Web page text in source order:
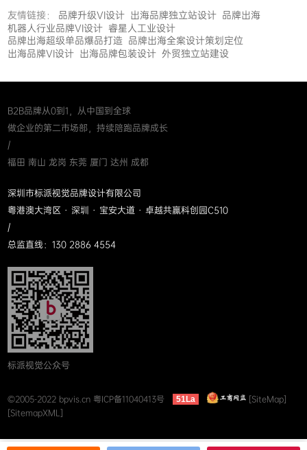
友情链接： 品牌升级VI设计 出海品牌独立站设计 品牌出海
机器人行业品牌VI设计 睿星人工业设计
品牌出海超级单品爆品打造 品牌出海全案设计策划定位
出海品牌VI设计 出海品牌包装设计 外贸独立站建设
B2B品牌从0到1，从中国到全球
做企业的第二市场部，持续陪跑品牌成长
/
福田 南山 龙岗 东莞 厦门 达州 成都
深圳市标派视觉品牌设计有限公司
粤港澳大湾区 · 深圳 · 宝安大道 · 卓越共赢科创园C510
/
总监直线：130 2886 4554
标派视觉公众号
©2005-2022 bpvis.cn 粤ICP备11040413号 51La
[SiteMap]
[SitemapXML]